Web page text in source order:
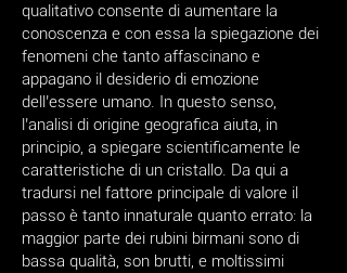
qualitativo consente di aumentare la
conoscenza e con essa la spiegazione dei
fenomeni che tanto affascinano e
appagano il desiderio di emozione
dell’essere umano. In questo senso,
l’analisi di origine geografica aiuta, in
principio, a spiegare scientificamente le
caratteristiche di un cristallo. Da qui a
tradursi nel fattore principale di valore il
passo è tanto innaturale quanto errato: la
maggior parte dei rubini birmani sono di
bassa qualità, son brutti, e moltissimi